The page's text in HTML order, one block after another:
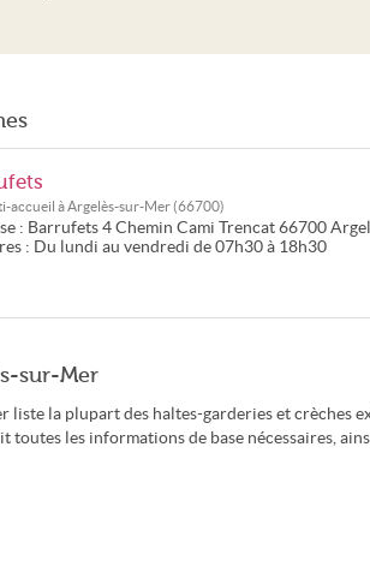
accueil àArgelès-sur-Mer (66700)
: Barrufets 4 Chemin Cami Trencat 66700
: Du lundi au vendredi de 07h30 à 18h30
sur-Mer
la plupart des haltes-garderies et crèches
toutes les informations de base nécessaires,